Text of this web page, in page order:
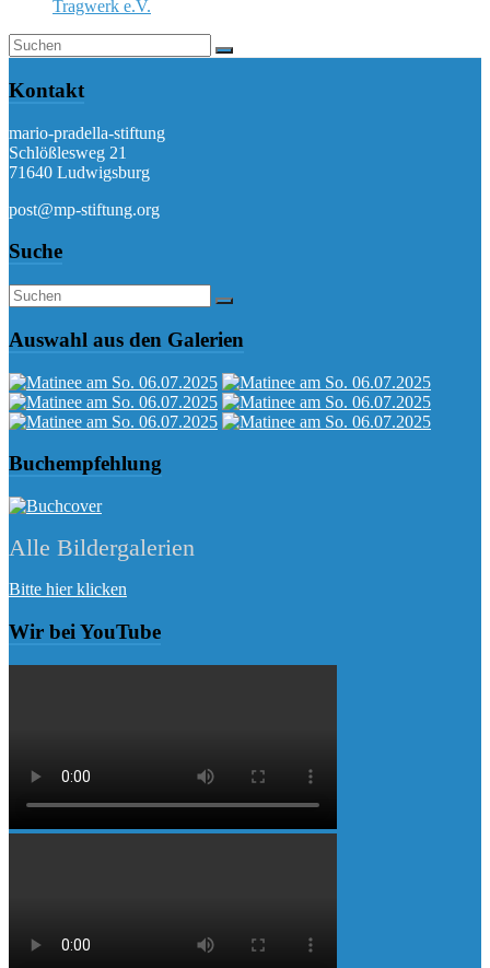
Tragwerk e.V.
Kontakt
mario-pradella-stiftung
Schlößlesweg 21
71640 Ludwigsburg
post@mp-stiftung.org
Suche
Auswahl aus den Galerien
Buchempfehlung
Alle Bildergalerien
Bitte hier klicken
Wir bei YouTube